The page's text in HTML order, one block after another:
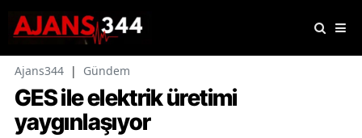
Ajans344 | Gündem
GES ile elektrik üretimi
yaygınlaşıyor